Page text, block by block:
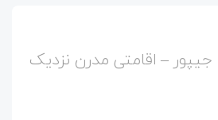
جیپور – اقامتی مدرن نزدیک